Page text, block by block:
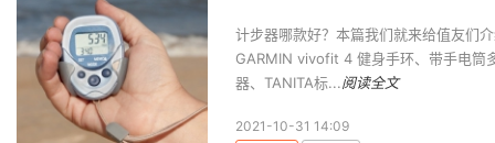
计步器哪款好？本篇我们就来给值友们
GARMIN vivofit 4 健身手环、带手电筒
器、TANITA标...阅读全文
2021-10-31 14:09